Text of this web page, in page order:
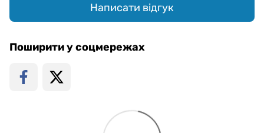
Написати відгук
Поширити у соцмережах